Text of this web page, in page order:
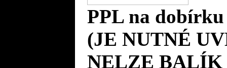
PPL na
(JE NUTNÉ
NELZE BALÍK